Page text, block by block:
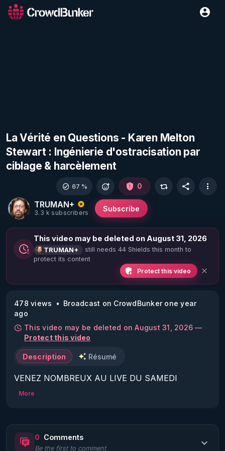
La Vérité en Questions - Karen Melton
Stewart : Ingénierie d'ostracisation par
ciblage & harcèlement
TRUMAN+
3.3 k subscribers
Subscribe
67 % 0
This video may be deleted on August 31, 2026
TRUMAN+
still needs 44 Shields this month to
protect its content
Protect this video
478 views
Broadcast on CrowdBunker one year
ago
This video may be deleted on August 31, 2026 —
Protect this video
Description Résumé
VENEZ NOMBREUX AU LIVE DU SAMEDI
16/11/24 21H :
Sujet : Ingénieries d'ostracisations par ciblages &
harcèlements
More
0 Comments
Be the first to comment